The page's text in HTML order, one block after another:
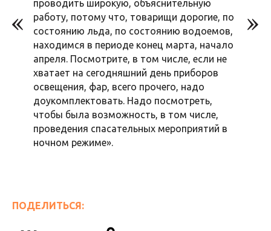
проводить широкую, объяснительную
работу, потому что, товарищи дорогие, по
состоянию льда, по состоянию водоемов,
находимся в периоде конец марта, начало
апреля. Посмотрите, в том числе, если не
хватает на сегодняшний день приборов
освещения, фар, всего прочего, надо
доукомплектовать. Надо посмотреть,
чтобы была возможность, в том числе,
проведения спасательных мероприятий в
ночном режиме».
ПОДЕЛИТЬСЯ: